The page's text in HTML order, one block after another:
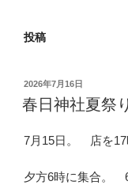
投稿
投
稿
日:
2026年7月16日
春日神社夏祭り
7月15日。 店を17
夕方6時に集合。